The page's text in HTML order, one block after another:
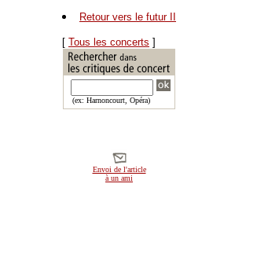
Retour vers le futur II
[ Tous les concerts ]
(ex: Harnoncourt, Opéra)
Envoi de l'article
à un ami